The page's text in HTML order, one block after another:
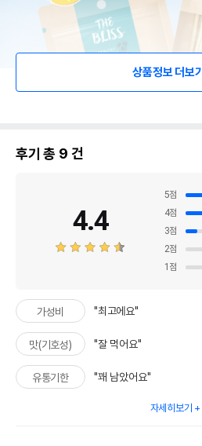
상품정보 더보기
후기 총 9 건
4.4
5점
4점
3점
2점
1 점
가성비 "최고에요"
맛(기호성) "잘 먹어요"
유통기한 "꽤 남았어요"
자세히보기